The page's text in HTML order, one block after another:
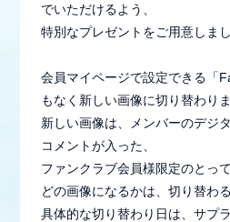
番組紹介
でいただけるよう、
特別なプレゼントをご用意しまし
会員マイページで設定できる「
もなく新しい画像に切り替わりま
新しい画像は、メンバーのデジ
コメントが入った、
ファンクラブ会員様限定のとっ
どの画像になるかは、切り替わ
具体的な切り替わり日は、サプ